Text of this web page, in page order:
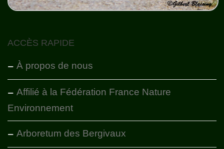
ACCÈS RAPIDE
À propos de nous
Affilié à la Fédération France Nature
Environnement
Arboretum des Bergivaux